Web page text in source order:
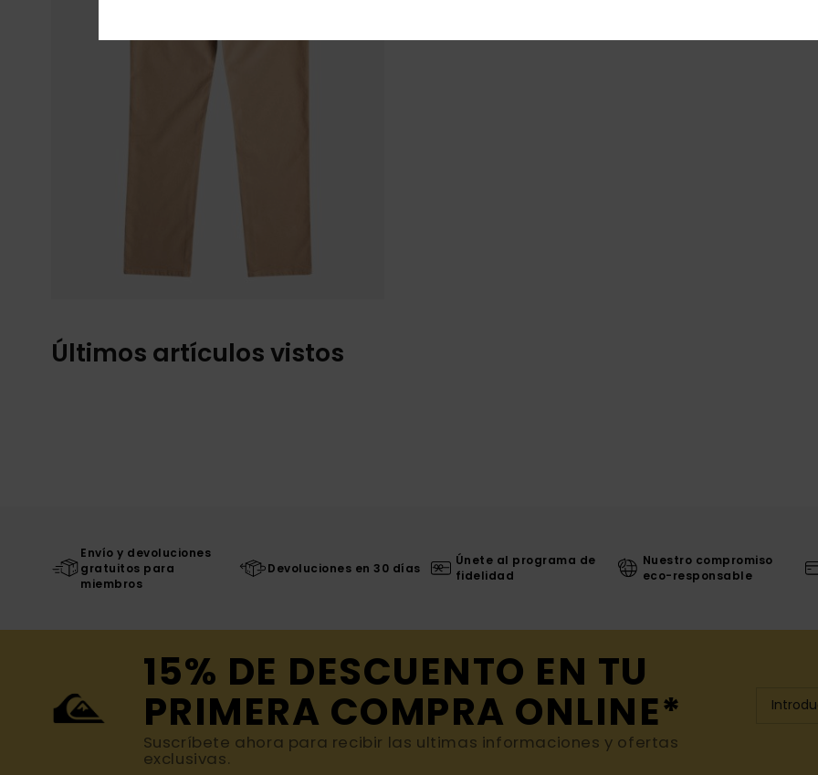
Últimos artículos vistos
Envío y devoluciones
gratuitos para
miembros
Devoluciones en 30 días
Únete al programa de
fidelidad
Nuestro compromiso
eco-responsable
15% DE DESCUENTO EN TU
PRIMERA COMPRA ONLINE*
Suscríbete ahora para recibir las ultimas informaciones y ofertas
exclusivas.